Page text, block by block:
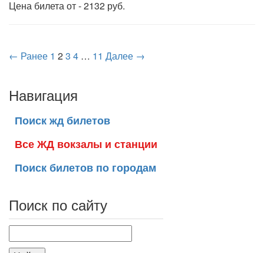
Цена билета от - 2132 руб.
← Ранее 1 23 4 … 11 Далее →
Навигация
Поиск жд билетов
Все ЖД вокзалы и станции
Поиск билетов по городам
Поиск по сайту